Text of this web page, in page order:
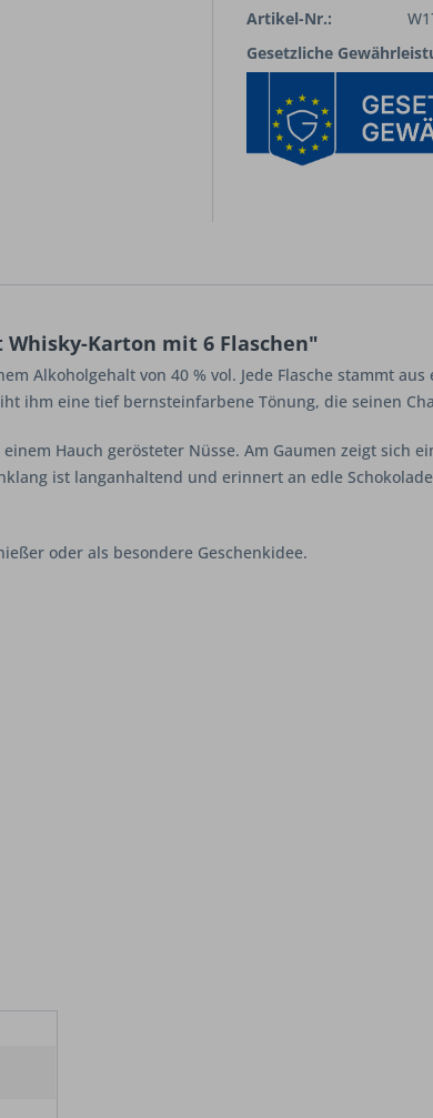
Artikel-Nr.:
Gesetzliche
Karton mit 6 Flaschen"
Alkoholgehalt von 40 % vol. Jede Flasche stammt
ihm eine tief bernsteinfarbene Tönung, die seinen
Hauch gerösteter Nüsse. Am Gaumen zeigt sich
ist langanhaltend und erinnert an edle
oder als besondere Geschenkidee.